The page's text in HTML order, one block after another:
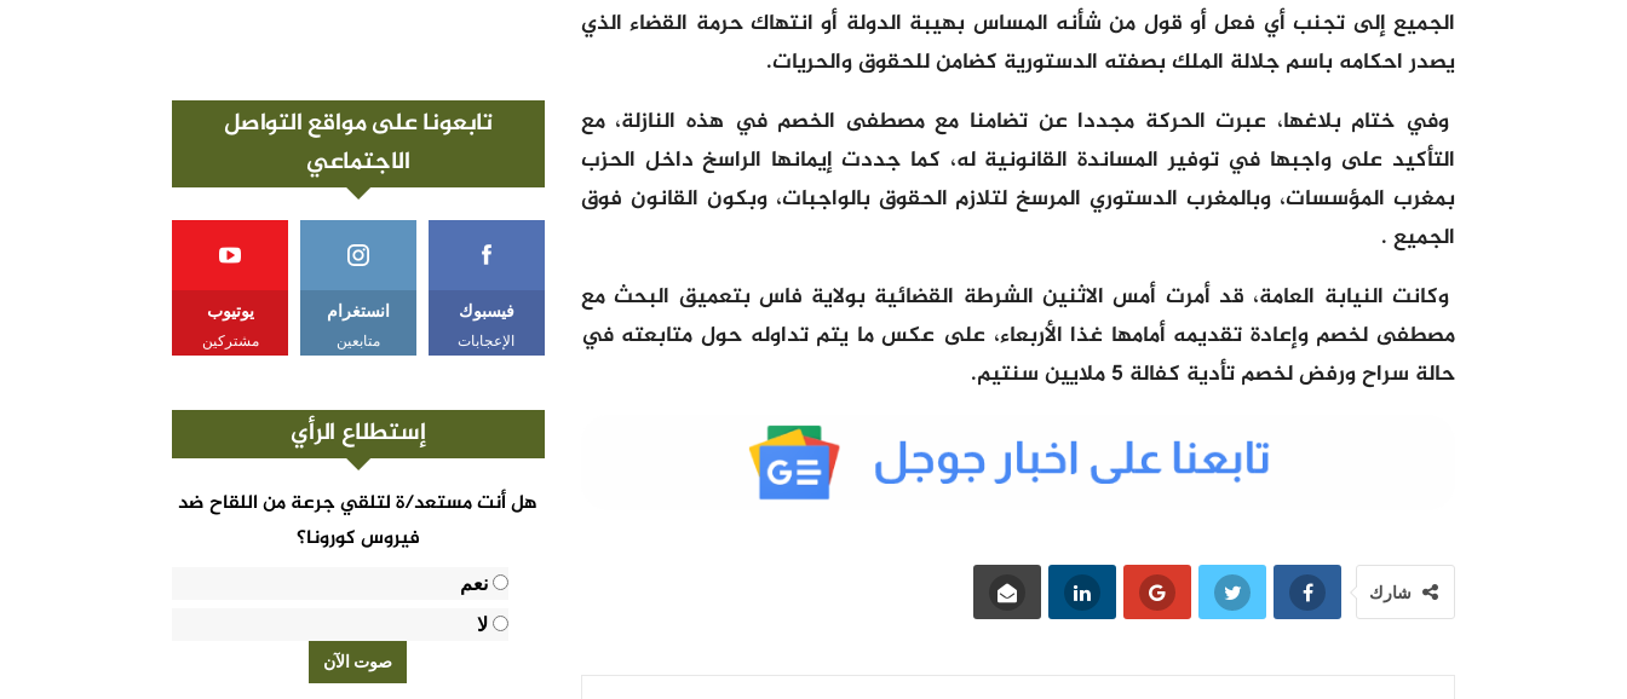
الجميع إلى تجنب أي فعل أو قول من شأنه المساس بهيبة الدولة أو انتهاك حرمة القضاء الذي
يصدر احكامه باسم جلالة الملك بصفته الدستورية كضامن للحقوق والحريات.
وفي ختام بلاغها، عبرت الحركة مجددا عن تضامنا مع مصطفى الخصم في هذه النازلة، مع
التأكيد على واجبها في توفير المساندة القانونية له، كما جددت إيمانها الراسخ داخل الحزب
بمغرب المؤسسات، وبالمغرب الدستوري المرسخ لتلازم الحقوق بالواجبات، وبكون القانون فوق
الجميع .
وكانت النيابة العامة، قد أمرت أمس الاثنين الشرطة القضائية بولاية فاس بتعميق البحث مع
مصطفى لخصم وإعادة تقديمه أمامها غذا الأربعاء، على عكس ما يتم تداوله حول متابعته في
حالة سراح ورفض لخصم تأدية كفالة 5 ملايين سنتيم.
شارك
تابعونا على مواقع التواصل
الاجتماعي
فيسبوك
الإعجابات
انستغرام
متابعين
يوتيوب
مشتركين
إستطلاع الرأي
هل أنت مستعد/ة لتلقي جرعة من اللقاح ضد
فيروس كورونا؟
نعم
لا